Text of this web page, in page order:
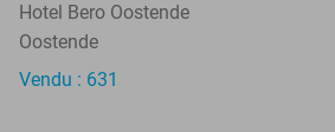
Hotel Bero Oostende
Oostende
Vendu : 631